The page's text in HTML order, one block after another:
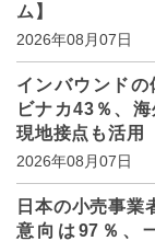
ム】
2026年08月07日
インバウンド
ビナカ43％、
現地接点も活
2026年08月07日
日本の小売事業
意向は97％、